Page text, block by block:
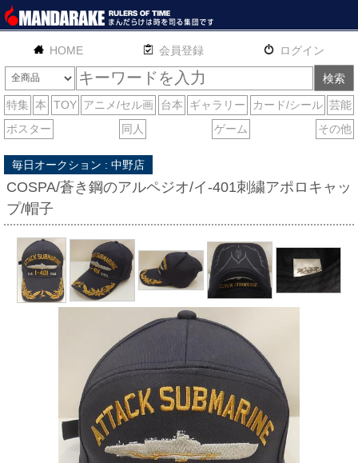
HOME English 通販 サイトマップ お問い合わせ
毎日オークション : 中野店
COSPA/蒼き鋼のアルペジオ/イ-401刺繍アポロキャッ
プ/帽子